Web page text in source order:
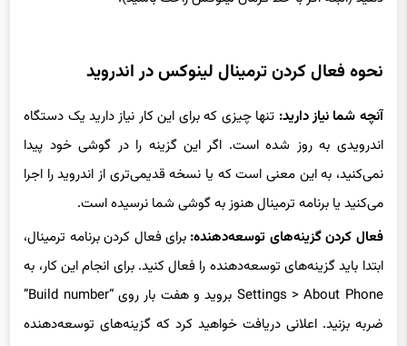
اندرویدی به روز شده است. اگر این گزینه را در گوشی خود پیدا
نمی‌کنید، به این معنی است که یا نسخه قدیمی‌تری از اندروید را اجرا
می‌کنید یا برنامه ترمینال هنوز به گوشی شما نرسیده است.
فعال کردن گزینه‌های توسعه‌دهنده:برای فعال کردن برنامه ترمینال،
ابتدا باید گزینه‌های توسعه‌دهنده را فعال کنید. برای انجام این کار، به
Settings > About Phone بروید و هفت بار روی “Build number”
ضربه بزنید. اعلانی دریافت خواهید کرد که گزینه‌های توسعه‌دهنده
در تلفن شما فعال شده است.